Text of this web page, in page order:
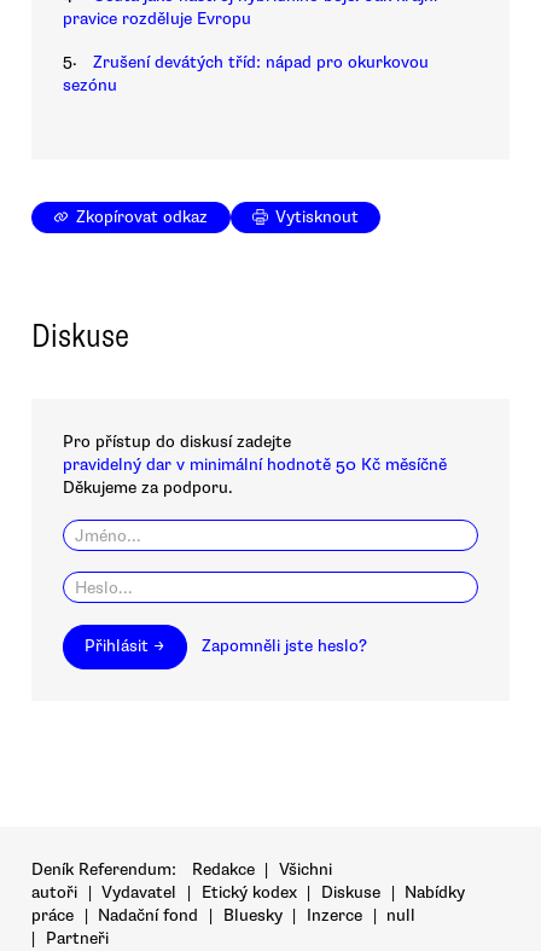
pravice rozděluje Evropu
5.
Zrušení devátých tříd: nápad pro okurkovou
sezónu
Zkopírovat odkaz Vytisknout
Diskuse
Pro přístup do diskusí zadejte
pravidelný dar v minimální hodnotě 50 Kč měsíčně
Děkujeme za podporu.
Přihlásit → Zapomněli jste heslo?
Deník Referendum: Redakce | Všichni
autoři | Vydavatel | Etický kodex | Diskuse | Nabídky
práce | Nadační fond | Bluesky | Inzerce | null
|
Partneři